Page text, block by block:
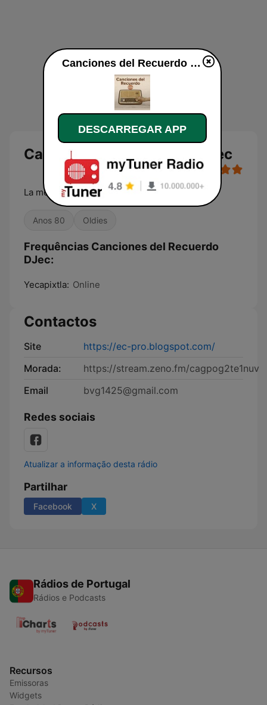
Canciones del Recuerdo DJec
La mejor música de todos los tiempos
Anos 80 Oldies
Frequências Canciones del Recuerdo
DJec:
Yecapixtla: Online
Contactos
Site
https://ec-pro.blogspot.com/
Morada:
https://stream.zeno.fm/cagpog2te1nuv
Email
bvg1425@gmail.com
Redes sociais
Atualizar a informação desta rádio
Partilhar
Facebook X
Rádios de Portugal
Rádios e Podcasts
Recursos
Emissoras
Widgets
Canciones del Recuerdo DJec online
DESCARREGAR APP